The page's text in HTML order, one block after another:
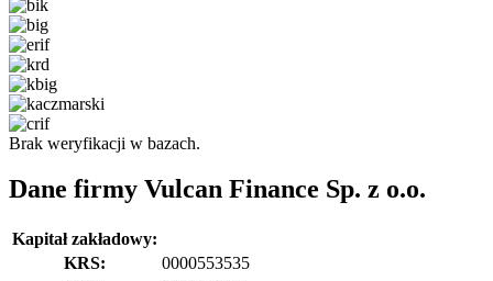
Brak weryfikacji w bazach.
Dane firmy Vulcan Finance Sp. z o.o.
Kapitał zakładowy:
KRS:
0000553535